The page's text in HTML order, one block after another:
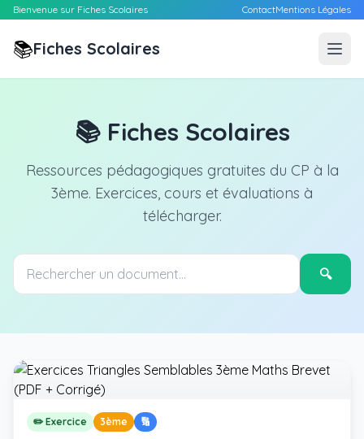
Bienvenue sur Fiches Scolaires ContactMentions Légales
📚Fiches Scolaires
📚 Fiches Scolaires
Ressources pédagogiques gratuites du CP à la
3ème. Exercices, cours et évaluations à
télécharger.
🔍
✏️ Exercice 3ème 🔢